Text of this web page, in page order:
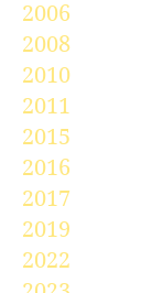
2006
2008
2010
2011
2015
2016
2017
2019
2022